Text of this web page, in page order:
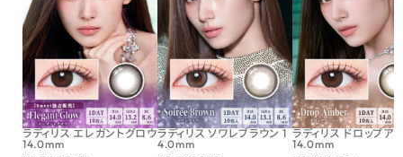
ラディリス エレガントグロウ
14.0mm
ラディリス ソワレブラウン 1
4.0mm
ラディリス ドロップア
14.0mm